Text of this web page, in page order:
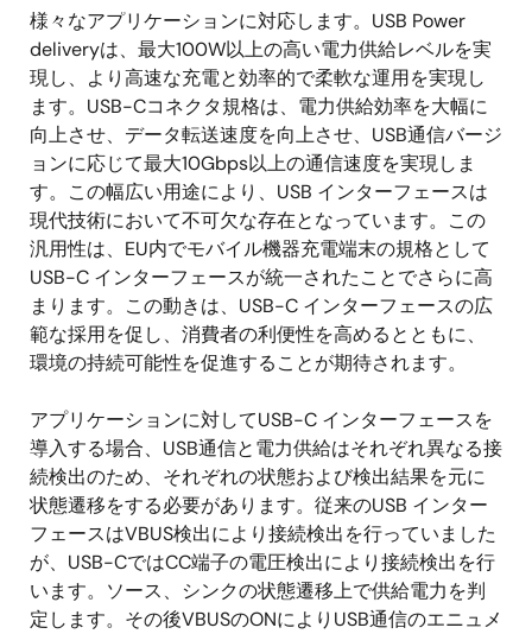
様々なアプリケーションに対応します。USB Power
deliveryは、最大100W以上の高い電力供給レベルを実
現し、より高速な充電と効率的で柔軟な運用を実現し
ます。USB-Cコネクタ規格は、電力供給効率を大幅に
向上させ、データ転送速度を向上させ、USB通信バージ
ョンに応じて最大10Gbps以上の通信速度を実現しま
す。この幅広い用途により、USB インターフェースは
現代技術において不可欠な存在となっています。この
汎用性は、EU内でモバイル機器充電端末の規格として
USB-C インターフェースが統一されたことでさらに高
まります。この動きは、USB-C インターフェースの広
範な採用を促し、消費者の利便性を高めるとともに、
環境の持続可能性を促進することが期待されます。
アプリケーションに対してUSB-C インターフェースを
導入する場合、USB通信と電力供給はそれぞれ異なる接
続検出のため、それぞれの状態および検出結果を元に
状態遷移をする必要があります。従来のUSB インター
フェースはVBUS検出により接続検出を行っていました
が、USB-CではCC端子の電圧検出により接続検出を行
います。ソース、シンクの状態遷移上で供給電力を判
定します。その後VBUSのONによりUSB通信のエニュメ